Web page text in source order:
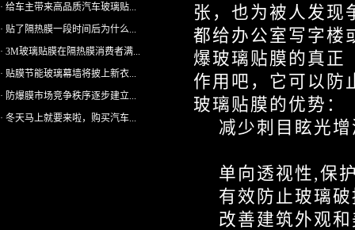
· 给车主带来高品质汽车玻璃贴...
· 贴了隔热膜一段时间后为什么...
· 3M玻璃贴膜在隔热膜消费者满...
· 贴膜节能玻璃幕墙将披上新衣...
· 防爆膜市场竞争秩序逐步建立...
· 冬天马上就要来啦，购买汽车...
张，也为被人发现
都给办公室写字楼
爆玻璃贴膜的真正
作用吧，它可以防
玻璃贴膜的优势：
减少刺目眩光增
单向透视性,保护
有效防止玻璃破
改善建筑外观和